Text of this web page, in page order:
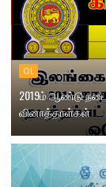
OL
2019ம் ஆண்டு
வினாத்தாள்கள்